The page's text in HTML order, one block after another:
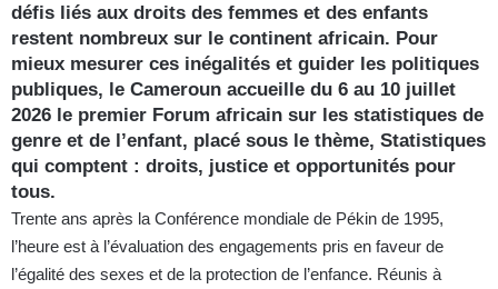
défis liés aux droits des femmes et des enfants
restent nombreux sur le continent africain. Pour
mieux mesurer ces inégalités et guider les politiques
publiques, le Cameroun accueille du 6 au 10 juillet
2026 le premier Forum africain sur les statistiques de
genre et de l’enfant, placé sous le thème, Statistiques
qui comptent : droits, justice et opportunités pour
tous.
Trente ans après la Conférence mondiale de Pékin de 1995,
l’heure est à l’évaluation des engagements pris en faveur de
l’égalité des sexes et de la protection de l’enfance. Réunis à